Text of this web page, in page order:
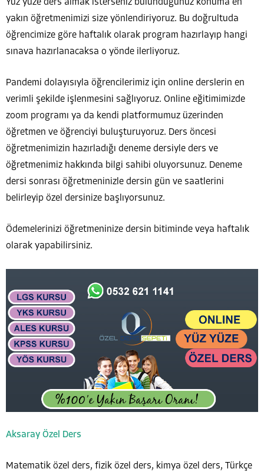
Yüz yüze ders almak isterseniz bulunduğunuz konuma en
yakın öğretmenimizi size yönlendiriyoruz. Bu doğrultuda
öğrencimize göre haftalık olarak program hazırlayıp hangi
sınava hazırlanacaksa o yönde ilerliyoruz.
Pandemi dolayısıyla öğrencilerimiz için online derslerin en
verimli şekilde işlenmesini sağlıyoruz. Online eğitimimizde
zoom programı ya da kendi platformumuz üzerinden
öğretmen ve öğrenciyi buluşturuyoruz. Ders öncesi
öğretmenimizin hazırladığı deneme dersiyle ders ve
öğretmenimiz hakkında bilgi sahibi oluyorsunuz. Deneme
dersi sonrası öğretmeninizle dersin gün ve saatlerini
belirleyip özel dersinize başlıyorsunuz.
Ödemelerinizi öğretmeninize dersin bitiminde veya haftalık
olarak yapabilirsiniz.
Aksaray Özel Ders
Matematik özel ders, fizik özel ders, kimya özel ders, Türkçe